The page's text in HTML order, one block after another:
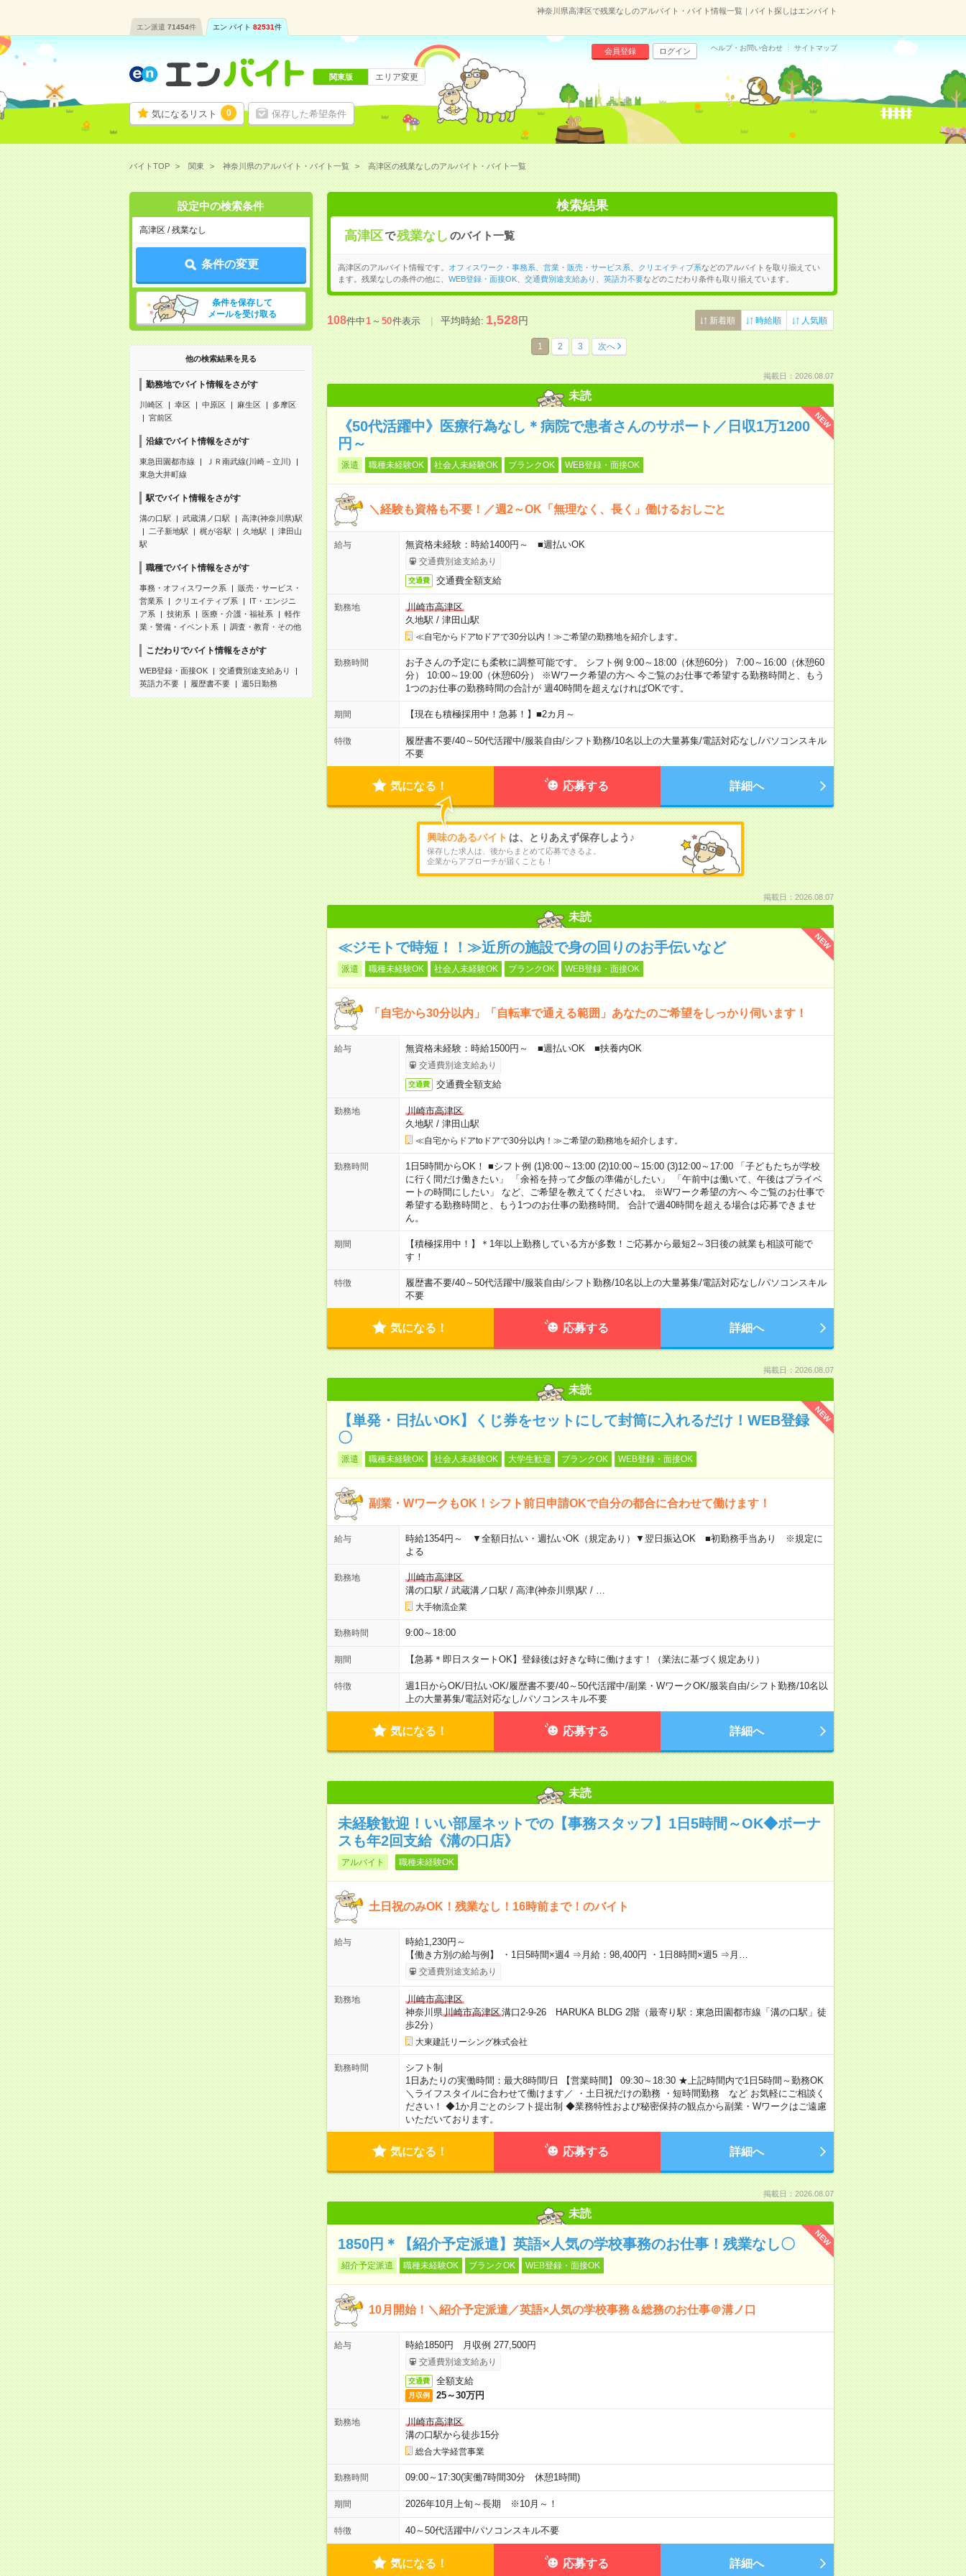
神奈川県高津区で残業なしのアルバイト・バイト情報一覧｜バイト探しはエンバイト
エン派遣 71454件 エン バイト 82531件
気になるリスト 0 保存した希望条件
会員登録 ログイン ヘルプ・お問い合わせ サイトマップ
関東版 エリア変更
バイトTOP 関東 神奈川県のアルバイト・バイト一覧 高津区の残業なしのアルバイト・バイト一覧
設定中の検索条件
高津区 / 残業なし
条件の変更
条件を保存して
メールを受け取る
他の検索結果を見る
勤務地でバイト情報をさがす
川崎区 幸区 中原区 麻生区
多摩区
宮前区
沿線でバイト情報をさがす
東急田園都市線
ＪＲ南武線(川崎－立川)
東急大井町線
駅でバイト情報をさがす
溝の口駅 武蔵溝ノ口駅
高津(神奈川県)駅
二子新地駅
梶が谷駅 久地駅
津田山
駅
職種でバイト情報をさがす
事務・オフィスワーク系
販売・サービス・
営業系
クリエイティブ系
IT・エンジニ
ア系
技術系 医療・介護・福祉系
軽作
業・警備・イベント系
調査・教育・その他
こだわりでバイト情報をさがす
WEB登録・面接OK
交通費別途支給あり
英語力不要
履歴書不要 週5日勤務
検索結果
高津区で残業なし のバイト一覧
高津区のアルバイト情報です。 オフィスワーク・事務系 営業・販売・サービス系 クリエイティブ系などのアルバイトを取り揃えてい
ます。残業なしの条件の他に、 WEB登録・面接OK、 交通費別途支給あり 英語力不要などのこだわり条件も取り揃えています。
108件中1～50件表示 平均時給:1,528円 新着順 時給順 人気順
1 2 3 次へ
掲載日：2026.08.07
未読
NEW
《50代活躍中》医療行為なし＊病院で患者さんのサポート／日収1万1200
円～
派遣 職種未経験OK 社会人未経験OK ブランクOK WEB登録・面接OK
＼経験も資格も不要！／週2～OK「無理なく、長く」働けるおしごと
給与 無資格未経験：時給1400円～ ■週払いOK
交通費別途支給あり
交通費 交通費全額支給
勤務地
川崎市高津区
久地駅 / 津田山駅
≪自宅からドアtoドアで30分以内！≫ご希望の勤務地を紹介します。
勤務時間
お子さんの予定にも柔軟に調整可能です。 シフト例 9:00～18:00（休憩60分） 7:00～16:00（休憩60
分） 10:00～19:00（休憩60分） ※Wワーク希望の方へ 今ご覧のお仕事で希望する勤務時間と、もう
1つのお仕事の勤務時間の合計が 週40時間を超えなければOKです。
期間 【現在も積極採用中！急募！】■2カ月～
特徴 履歴書不要/40～50代活躍中/服装自由/シフト勤務/10名以上の大量募集/電話対応なし/パソコンスキル
不要
気になる！ 応募する 詳細へ
興味のあるバイト は、とりあえず保存しよう♪
保存した求人は、後からまとめて応募できるよ。
企業からアプローチが届くことも！
掲載日：2026.08.07
未読
NEW
≪ジモトで時短！！≫近所の施設で身の回りのお手伝いなど
派遣 職種未経験OK 社会人未経験OK ブランクOK WEB登録・面接OK
「自宅から30分以内」「自転車で通える範囲」あなたのご希望をしっかり伺います！
給与 無資格未経験：時給1500円～ ■週払いOK ■扶養内OK
交通費別途支給あり
交通費 交通費全額支給
勤務地
川崎市高津区
久地駅 / 津田山駅
≪自宅からドアtoドアで30分以内！≫ご希望の勤務地を紹介します。
勤務時間
1日5時間からOK！ ■シフト例 (1)8:00～13:00 (2)10:00～15:00 (3)12:00～17:00 「子どもたちが学校
に行く間だけ働きたい」 「余裕を持って夕飯の準備がしたい」 「午前中は働いて、午後はプライベ
ートの時間にしたい」 など、ご希望を教えてくださいね。 ※Wワーク希望の方へ 今ご覧のお仕事で
希望する勤務時間と、もう1つのお仕事の勤務時間。 合計で週40時間を超える場合は応募できませ
ん。
期間
【積極採用中！】＊1年以上勤務している方が多数！ご応募から最短2～3日後の就業も相談可能で
す！
特徴 履歴書不要/40～50代活躍中/服装自由/シフト勤務/10名以上の大量募集/電話対応なし/パソコンスキル
不要
気になる！ 応募する 詳細へ
掲載日：2026.08.07
未読
NEW
【単発・日払いOK】くじ券をセットにして封筒に入れるだけ！WEB登録
〇
派遣 職種未経験OK 社会人未経験OK 大学生歓迎 ブランクOK WEB登録・面接OK
副業・WワークもOK！シフト前日申請OKで自分の都合に合わせて働けます！
給与
時給1354円～ ▼全額日払い・週払いOK（規定あり）▼翌日振込OK ■初勤務手当あり ※規定に
よる
勤務地
川崎市高津区
溝の口駅 / 武蔵溝ノ口駅 / 高津(神奈川県)駅 /
大手物流企業
勤務時間 9:00～18:00
期間 【急募＊即日スタートOK】登録後は好きな時に働けます！（業法に基づく規定あり）
特徴 週1日からOK/日払いOK/履歴書不要/40～50代活躍中/副業・WワークOK/服装自由/シフト勤務/10名以
上の大量募集/電話対応なし/パソコンスキル不要
気になる！ 応募する 詳細へ
未読
未経験歓迎！いい部屋ネットでの【事務スタッフ】1日5時間～OK◆ボーナ
スも年2回支給《溝の口店》
アルバイト 職種未経験OK
土日祝のみOK！残業なし！16時前まで！のバイト
給与
時給1,230円～
【働き方別の給与例】 ・1日5時間×週4 ⇒月給：98,400円 ・1日8時間×週5 ⇒月…
交通費別途支給あり
勤務地
川崎市高津区
神奈川県川崎市高津区溝口2-9-26 HARUKA BLDG 2階（最寄り駅：東急田園都市線「溝の口駅」徒
歩2分）
大東建託リーシング株式会社
勤務時間
シフト制
1日あたりの実働時間：最大8時間/日 【営業時間】 09:30～18:30 ★上記時間内で1日5時間～勤務OK
＼ライフスタイルに合わせて働けます／ ・土日祝だけの勤務 ・短時間勤務 など お気軽にご相談く
ださい！ ◆1か月ごとのシフト提出制 ◆業務特性および秘密保持の観点から副業・Wワークはご遠慮
いただいております。
気になる！ 応募する 詳細へ
掲載日：2026.08.07
未読
NEW
1850円＊【紹介予定派遣】英語×人気の学校事務のお仕事！残業なし〇
紹介予定派遣 職種未経験OK ブランクOK WEB登録・面接OK
10月開始！＼紹介予定派遣／英語×人気の学校事務＆総務のお仕事＠溝ノ口
給与 時給1850円 月収例 277,500円
交通費別途支給あり
交通費 全額支給
月収例 25～30万円
勤務地
川崎市高津区
溝の口駅から徒歩15分
総合大学経営事業
勤務時間 09:00～17:30(実働7時間30分 休憩1時間)
期間 2026年10月上旬～長期 ※10月～！
特徴 40～50代活躍中/パソコンスキル不要
気になる！ 応募する 詳細へ